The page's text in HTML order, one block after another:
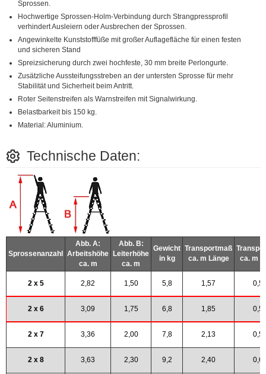
Sprossen.
Hochwertige Sprossen-Holm-Verbindung durch Strangpressprofil
verhindert Ausleiern oder Ausbrechen der Sprossen.
Angewinkelte Kunststofffüße mit großer Auflagefläche für einen festen
und sicheren Stand
Spreizsicherung durch zwei hochfeste, 30 mm breite Perlongurte.
Zusätzliche Aussteifungsstreben an der untersten Sprosse für mehr
Stabilität und Sicherheit beim Antritt.
Roter Seitenstreifen als Warnstreifen mit Signalwirkung.
Belastbarkeit bis 150 kg.
Material: Aluminium.
Technische Daten:
Sprossenanzahl
Abb. A:
Arbeitshöhe
ca. m
Abb. B:
Leiterhöhe
ca. m
Gewicht
in kg
Transportmaß
ca. m Länge
ca. m
2 x 5 2,82 1,50 5,8 1,57
2 x 6 3,09 1,75 6,8 1,85
2 x 7 3,36 2,00 7,8 2,13
2 x 8 3,63 2,30 9,2 2,40